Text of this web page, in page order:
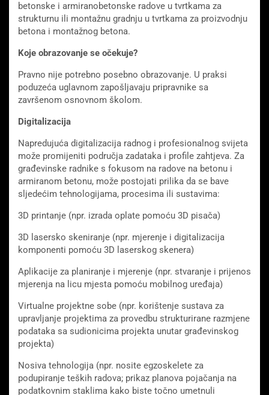
betonske i armiranobetonske radove u tvrtkama za
strukturnu ili montažnu gradnju u tvrtkama za proizvodnju
betona i montažnog betona.
Koje obrazovanje se očekuje?
Pravno nije potrebno posebno obrazovanje. U praksi
poduzeća uglavnom zapošljavaju pripravnike sa
završenom osnovnom školom.
Digitalizacija
Napredujuća digitalizacija radnog i profesionalnog svijeta
može promijeniti područja zadataka i profile zahtjeva. Za
građevinske radnike s fokusom na radove na betonu i
armiranom betonu, može postojati prilika da se bave
sljedećim tehnologijama, procesima ili sustavima:
3D printanje (npr. izrada oplate pomoću 3D pisača)
3D lasersko skeniranje (npr. mjerenje i digitalizacija
komponenti pomoću 3D laserskog skenera)
Aplikacije za planiranje i mjerenje (npr. stvaranje i prijenos
mjerenja na licu mjesta pomoću mobilnog uređaja)
Virtualne projektne sobe (npr. korištenje sustava za
upravljanje projektima za provedbu strukturirane razmjene
podataka sa sudionicima projekta unutar građevinskog
projekta)
Nosiva tehnologija (npr. nosite egzoskelete za
podupiranje teških radova; prikaz planova pojačanja na
podatkovnim staklima kako biste točno umetnuli